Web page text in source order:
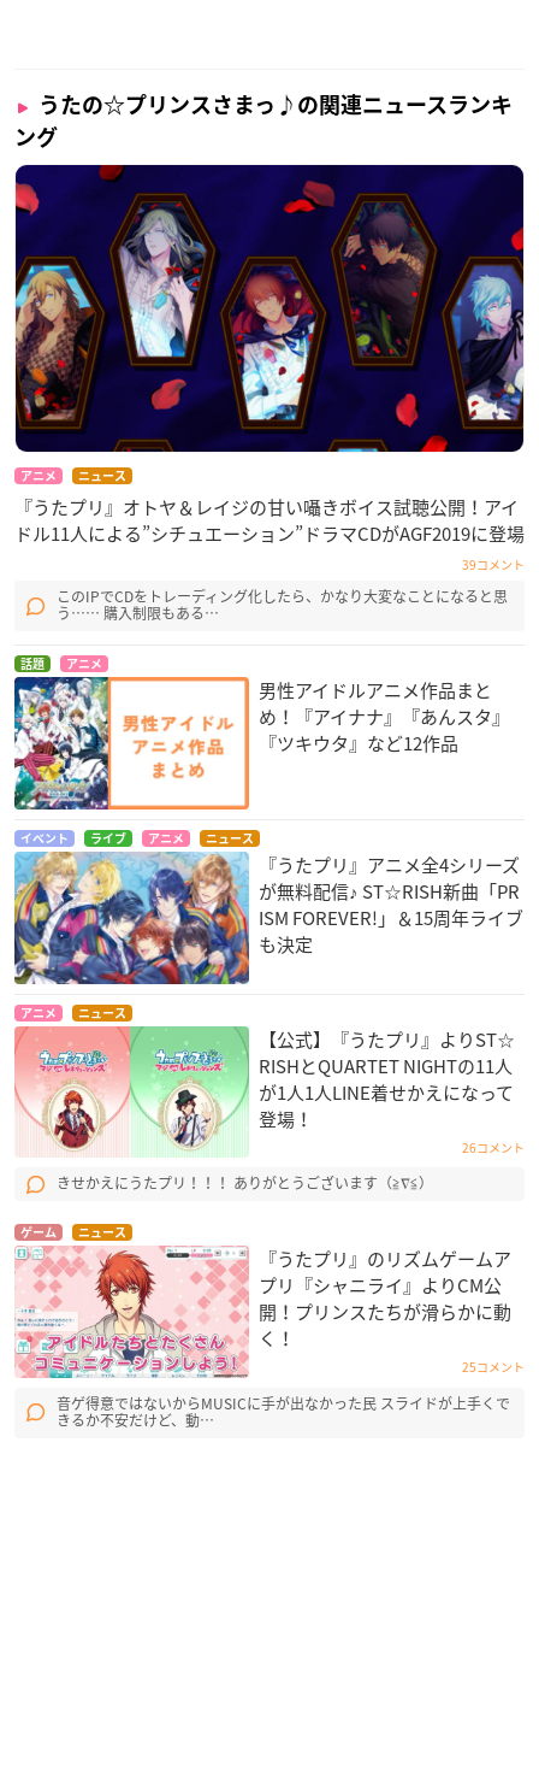
うたの☆プリンスさまっ♪の関連ニュースランキ
ング
アニメ ニュース
『うたプリ』オトヤ＆レイジの甘い囁きボイス試聴公開！アイ
ドル11人による”シチュエーション”ドラマCDがAGF2019に登場
39コメント
このIPでCDをトレーディング化したら、かなり大変なことになると思
う…… 購入制限もある…
話題 アニメ
男性アイドルアニメ作品まと
め！『アイナナ』『あんスタ』
『ツキウタ』など12作品
イベント ライブ アニメ ニュース
『うたプリ』アニメ全4シリーズ
が無料配信♪ ST☆RISH新曲「PR
ISM FOREVER!」＆15周年ライブ
も決定
アニメ ニュース
【公式】『うたプリ』よりST☆
RISHとQUARTET NIGHTの11人
が1人1人LINE着せかえになって
登場！
26コメント
きせかえにうたプリ！！！ ありがとうございます（≧∇≦）
ゲーム ニュース
『うたプリ』のリズムゲームア
プリ『シャニライ』よりCM公
開！プリンスたちが滑らかに動
く！
25コメント
音ゲ得意ではないからMUSICに手が出なかった民 スライドが上手くで
きるか不安だけど、動…